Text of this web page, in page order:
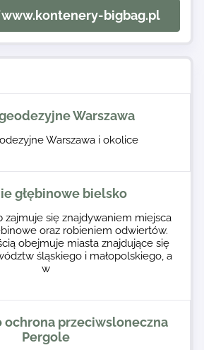
bigbag.pl
Warszawa
Warszawa i okolice
głębinowe bielsko
zajmuje się znajdywaniem miejsca
oraz robieniem odwiertów.
obejmuje miasta znajdujące się
śląskiego i małopolskiego, a
w
ochrona przeciwsloneczna
Pergole